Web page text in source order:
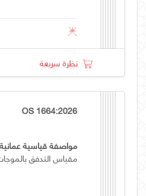
نظرة سريعة
OS 1664:2026
مواصفة قياسية عمانية
مقياس التدفق